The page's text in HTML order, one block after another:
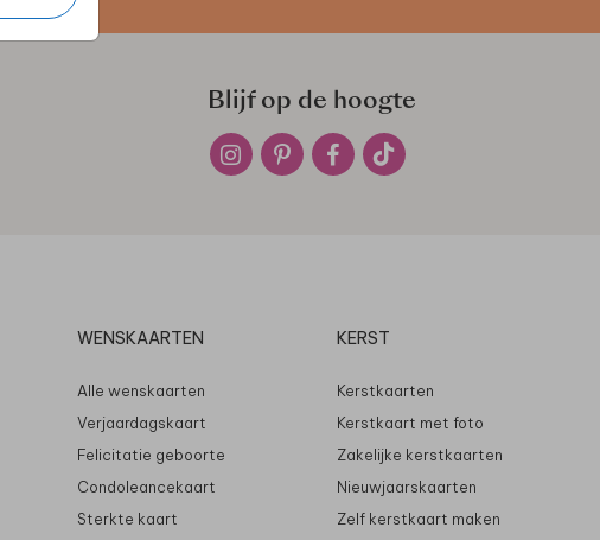
Blijf op de hoogte
WENSKAARTEN
Alle wenskaarten
Verjaardagskaart
Felicitatie geboorte
Condoleancekaart
Sterkte kaart
KERST
Kerstkaarten
Kerstkaart met foto
Zakelijke kerstkaarten
Nieuwjaarskaarten
Zelf kerstkaart maken